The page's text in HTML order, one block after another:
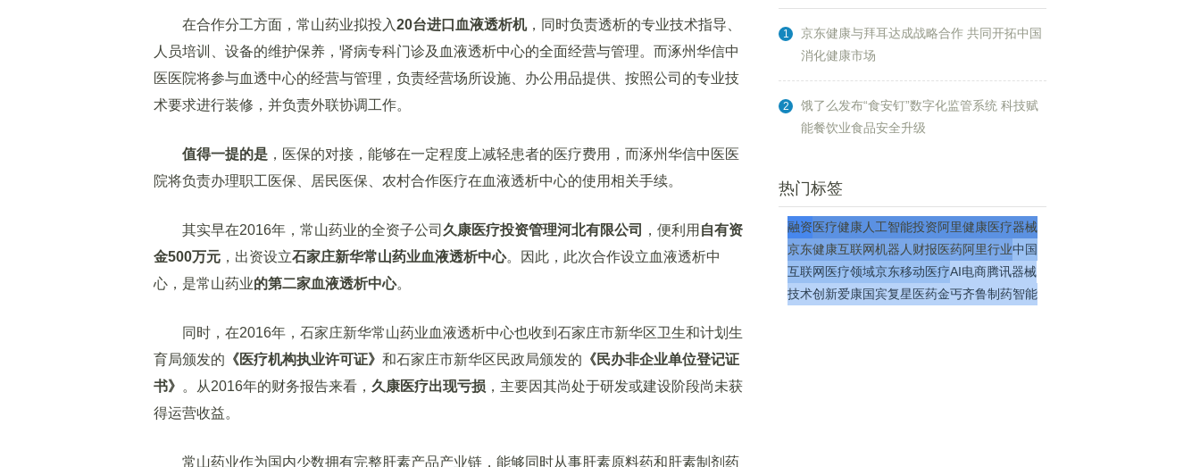
在合作分工方面，常山药业拟投入20台进口血液透析机，同时负责透析的专业技术指导、
人员培训、设备的维护保养，肾病专科门诊及血液透析中心的全面经营与管理。而涿州华信中
医医院将参与血透中心的经营与管理，负责经营场所设施、办公用品提供、按照公司的专业技
术要求进行装修，并负责外联协调工作。
值得一提的是 ，医保的对接，能够在一定程度上减轻患者的医疗费用，而涿州华信中医医
院将负责办理职工医保、居民医保、农村合作医疗在血液透析中心的使用相关手续。
其实早在2016年，常山药业的全资子公司 久康医疗投资管理河北有限公司 ，便利用 自有资
金500万元 ，出资设立石家庄新华常山药业血液透析中心。因此，此次合作设立血液透析中
心，是常山药业的第二家血液透析中心。
同时，在2016年，石家庄新华常山药业血液透析中心也收到石家庄市新华区卫生和计划生
育局颁发的 《医疗机构执业许可证》 和石家庄市新华区民政局颁发的 《民办非企业单位登记证
书》 。从2016年的财务报告来看， 久康医疗出现亏损 ，主要因其尚处于研发或建设阶段尚未获
得运营收益。
常山药业作为国内少数拥有完整肝素产品产业链，能够同时从事肝素原料药和肝素制剂药
1
京东健康与拜耳达成战略合作 共同开拓中国
消化健康市场
2
饿了么发布“食安钉”数字化监管系统 科技赋
能餐饮业食品安全升级
热门标签
融资医疗健康人工智能投资阿里健康医疗器械
京东健康互联网机器人 财报医药阿里行业中国
互联网医疗领域京东移动医疗AI电商腾讯器械
技术创新爱康国宾复星医药金丐齐鲁制药智能